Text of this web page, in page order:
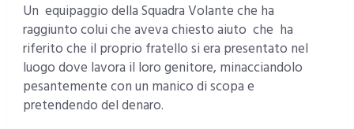
Un equipaggio della Squadra Volante che ha
raggiunto colui che aveva chiesto aiuto che ha
riferito che il proprio fratello si era presentato nel
luogo dove lavora il loro genitore, minacciandolo
pesantemente con un manico di scopa e
pretendendo del denaro.